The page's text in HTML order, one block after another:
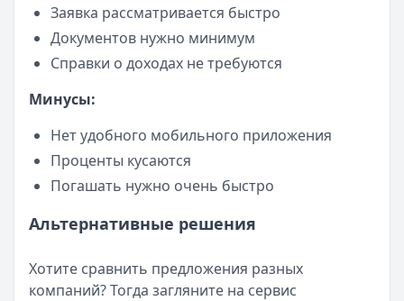
Заявка рассматривается быстро
Документов нужно минимум
Справки о доходах не требуются
Минусы:
Нет удобного мобильного приложения
Проценты кусаются
Погашать нужно очень быстро
Альтернативные решения
Хотите сравнить предложения разных
компаний? Тогда загляните на сервис